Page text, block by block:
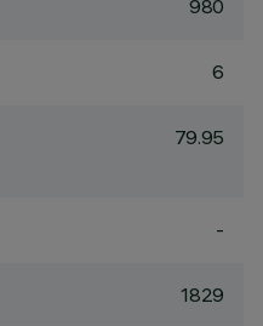
980
6
79.95
-
1829